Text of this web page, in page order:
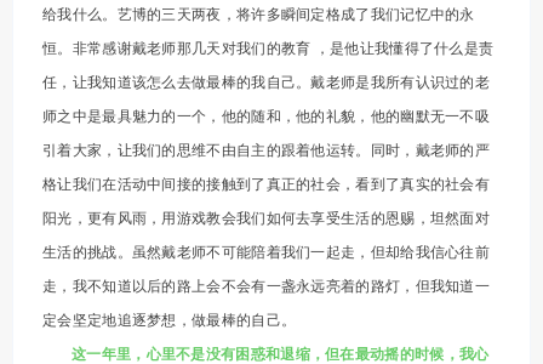
给我什么。艺博的三天两夜，将许多瞬间定格成了我们记忆中的永
恒。非常感谢戴老师那几天对我们的教育 ，是他让我懂得了什么是责
任，让我知道该怎么去做最棒的我自己。戴老师是我所有认识过的老
师之中是最具魅力的一个，他的随和，他的礼貌，他的幽默无一不吸
引着大家，让我们的思维不由自主的跟着他运转。同时，戴老师的严
格让我们在活动中间接的接触到了真正的社会，看到了真实的社会有
阳光，更有风雨，用游戏教会我们如何去享受生活的恩赐，坦然面对
生活的挑战。虽然戴老师不可能陪着我们一起走，但却给我信心往前
走，我不知道以后的路上会不会有一盏永远亮着的路灯，但我知道一
定会坚定地追逐梦想，做最棒的自己。
这一年里，心里不是没有困惑和退缩，但在最动摇的时候，我心